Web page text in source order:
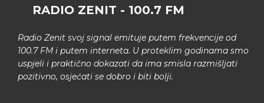
RADIO ZENIT - 100.7 FM
Radio Zenit svoj signal emituje putem frekvencije od
100.7 FM i putem interneta. U proteklim godinama smo
uspjeli i praktično dokazati da ima smisla razmišljati
pozitivno, osjećati se dobro i biti bolji.